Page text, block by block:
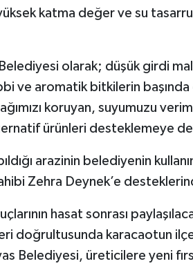
katma değer ve su
Belediyesi olarak; düşük girdi
ve aromatik bitkilerin
koruyan, suyumuzu
ürünleri desteklemeye
arazinin belediyenin
Zehra Deynek’e
hasat sonrası
doğrultusunda karacaotun
Belediyesi, üreticilere yeni